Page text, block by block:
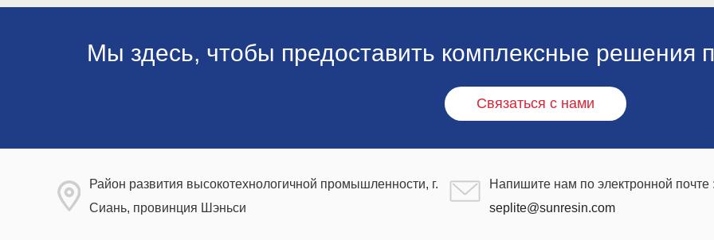
Мы здесь, чтобы предоставить комплексные решения
Связаться с нами
Район развития высокотехнологичной промышленности, г.
Сиань, провинция Шэньси
Напишите нам по электронной почте :
seplite@sunresin.com